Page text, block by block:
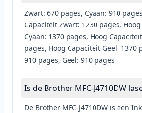
Zwart: 670 pages, Cyaan: 910
Capaciteit Zwart: 1230 pages,
Cyaan: 1370 pages, Hoog
pages, Hoog Capaciteit Geel: 1370
910 pages, Geel: 910 pages
Is de Brother MFC-J4710DW
De Brother MFC-J4710DW is een